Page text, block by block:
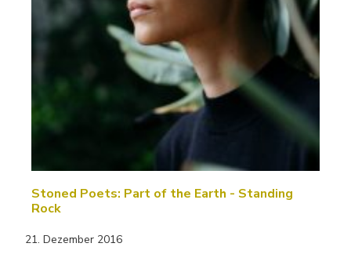
Stoned Poets: Part of the Earth - Standing
Rock
21. Dezember 2016